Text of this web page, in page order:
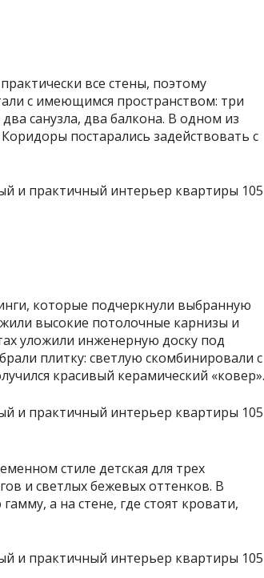
все стены, поэтому
с имеющимся пространством: три
санузла, два балкона. В одном из
постарались задействовать с
которые подчеркнули выбранную
высокие потолочные карнизы и
уложили инженерную доску под
плитку: светлую скомбинировали с
красивый керамический «ковер».
стиле детская для трех
и светлых бежевых оттенков. В
а на стене, где стоят кровати,